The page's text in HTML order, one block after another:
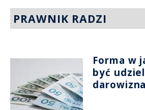
PRAWNIK RADZI
Forma w
być
darowizna